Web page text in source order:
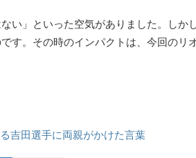
い」といった空気がありました。しか
す。その時のインパクトは、今回のリ
吉田選手に両親がかけた言葉